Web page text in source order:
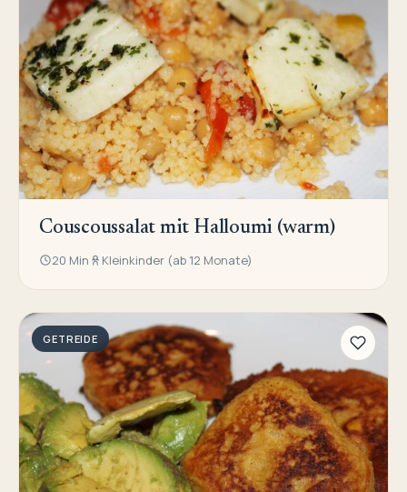
Couscoussalat mit Halloumi (warm)
20 Min Kleinkinder (ab 12 Monate)
GETREIDE